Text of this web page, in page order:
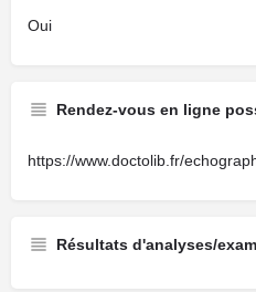
Oui
Rendez-vous en ligne
https://www.doctolib.fr/
Résultats d'analyses/